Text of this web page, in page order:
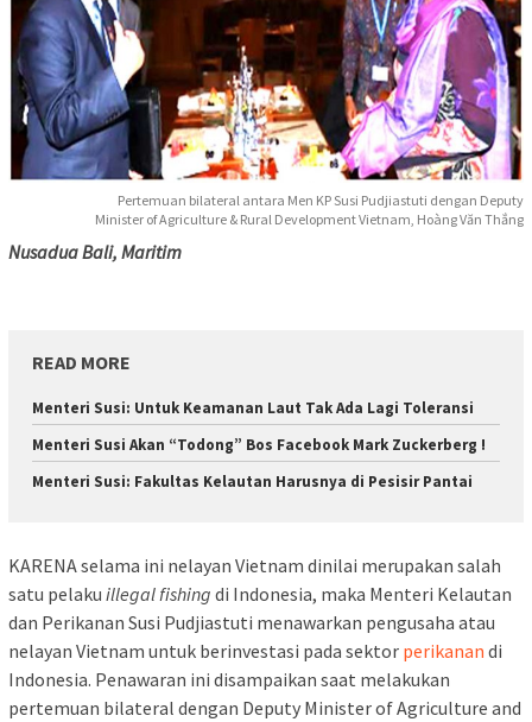
Pertemuan bilateral antara Men KP Susi Pudjiastuti dengan Deputy
Minister of Agriculture & Rural Development Vietnam, Hoàng Văn Thắng
Nusadua Bali, Maritim
READ MORE
Menteri Susi: Untuk Keamanan Laut Tak Ada Lagi Toleransi
Menteri Susi Akan “Todong” Bos Facebook Mark Zuckerberg !
Menteri Susi: Fakultas Kelautan Harusnya di Pesisir Pantai
KARENA selama ini nelayan Vietnam dinilai merupakan salah
satu pelaku illegal fishing di Indonesia, maka Menteri Kelautan
dan Perikanan Susi Pudjiastuti menawarkan pengusaha atau
nelayan Vietnam untuk berinvestasi pada sektor perikanan di
Indonesia. Penawaran ini disampaikan saat melakukan
pertemuan bilateral dengan Deputy Minister of Agriculture and